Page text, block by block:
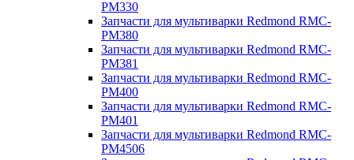
PM330
Запчасти для мультиварки Redmond RMC-
PM380
Запчасти для мультиварки Redmond RMC-
PM381
Запчасти для мультиварки Redmond RMC-
PM400
Запчасти для мультиварки Redmond RMC-
PM401
Запчасти для мультиварки Redmond RMC-
PM4506